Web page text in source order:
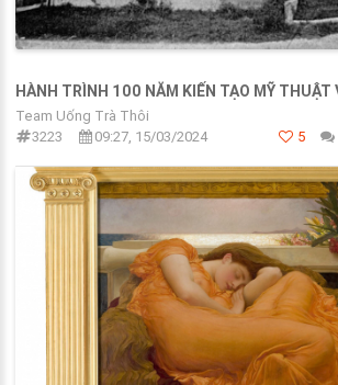
HÀNH TRÌNH 100 NĂM KIẾN TẠO MỸ THUẬT
Team Uống Trà Thôi
3223
09:27, 15/03/2024 5